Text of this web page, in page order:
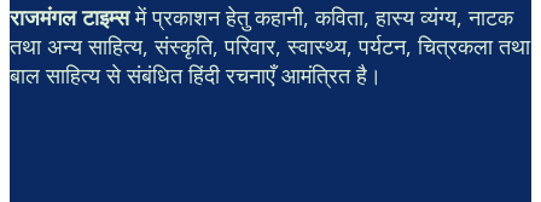
राजमंगल टाइम्समें प्रकाशन हेतु कहानी, कविता, हास्य व्यंग्य, नाटक
तथा अन्य साहित्य, संस्कृति, परिवार, स्वास्थ्य, पर्यटन, चित्रकला तथा
बाल साहित्य से संबंधित हिंदी रचनाएँ आमंत्रित है।